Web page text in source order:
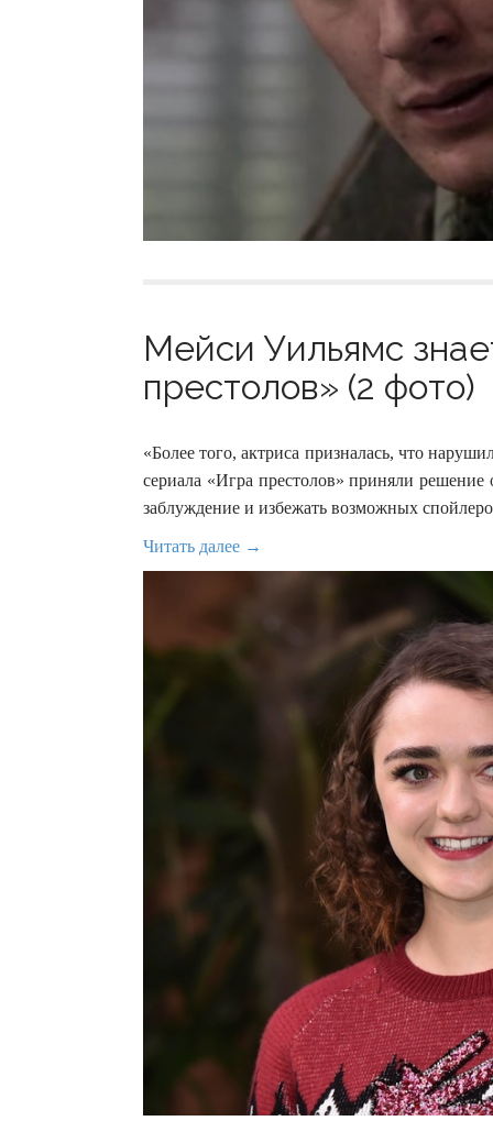
Мейси Уильямс
престолов» (2 фото)
«Более того, актриса призналась, что
сериала «Игра престолов» приняли решение
заблуждение и избежать возможных
Читать далее →